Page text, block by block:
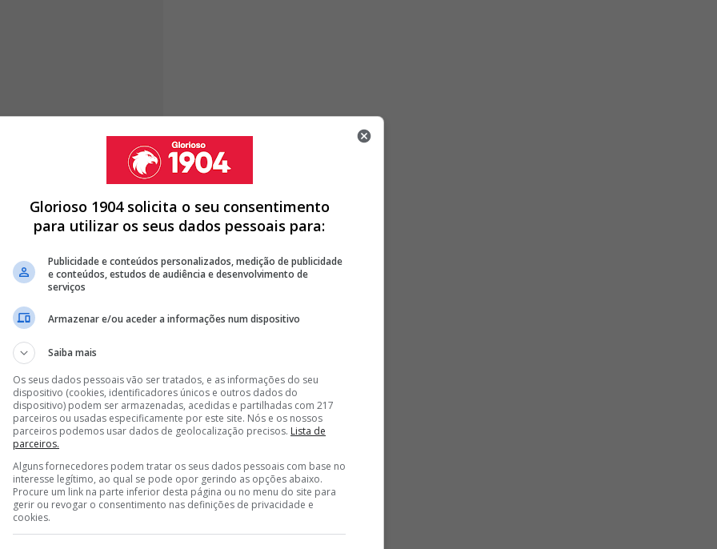
pelo Benfica: "é o clube do
POR SIMULAR GESTO SEXUAL NUM BENFICA - SPORTING NA
DE LOUCOS E SAGRA-SE CAMPEÃO NACIONAL NO ÚLTIMO
3 E SAGRA-SE CAMPEÃO NACIONAL
< >
explicou que a escolha pelo Benficarepresenta a
pelo Benfica também por uma questão familiar.É um
e é o clube do meu coração
ao serviço da equipa de juvenis do Alverca.
Glorioso 1904 solicita o seu consentimento
para utilizar os seus dados pessoais para:
Publicidade e conteúdos personalizados, medição de publicidade
e conteúdos, estudos de audiência e desenvolvimento de
serviços
Armazenar e/ou aceder a informações num dispositivo
Saiba mais
Os seus dados pessoais vão ser tratados, e as informações do seu
dispositivo (cookies, identificadores únicos e outros dados do
dispositivo) podem ser armazenadas, acedidas e partilhadas com 217
parceiros ou usadas especificamente por este site. Nós e os nossos
parceiros podemos usar dados de geolocalização precisos. Lista de
parceiros.
Alguns fornecedores podem tratar os seus dados pessoais com base no
interesse legítimo, ao qual se pode opor gerindo as opções abaixo.
Procure um link na parte inferior desta página ou no menu do site para
gerir ou revogar o consentimento nas definições de privacidade e
cookies.